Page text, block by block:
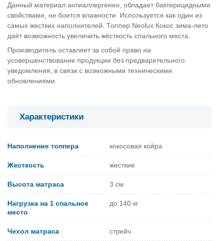
Данный материал антиаллергенен, обладает бактерицидными
свойствами, не боится влажности. Используется как один из
самых жестких наполнителей. Топпер Neolux Кокос зима-лето
даёт возможность увеличить жёсткость спального места.
Производитель оставляет за собой право на
усовершенствование продукции без предварительного
уведомления, в связи с возможными техническими
обновлениями.
Характеристики
Наполнение топпера кокосовая койра
Жесткость жесткие
Высота матраса 3 см
Нагрузка на 1 спальное
место
до 140 кг
Чехол матраса стрейч